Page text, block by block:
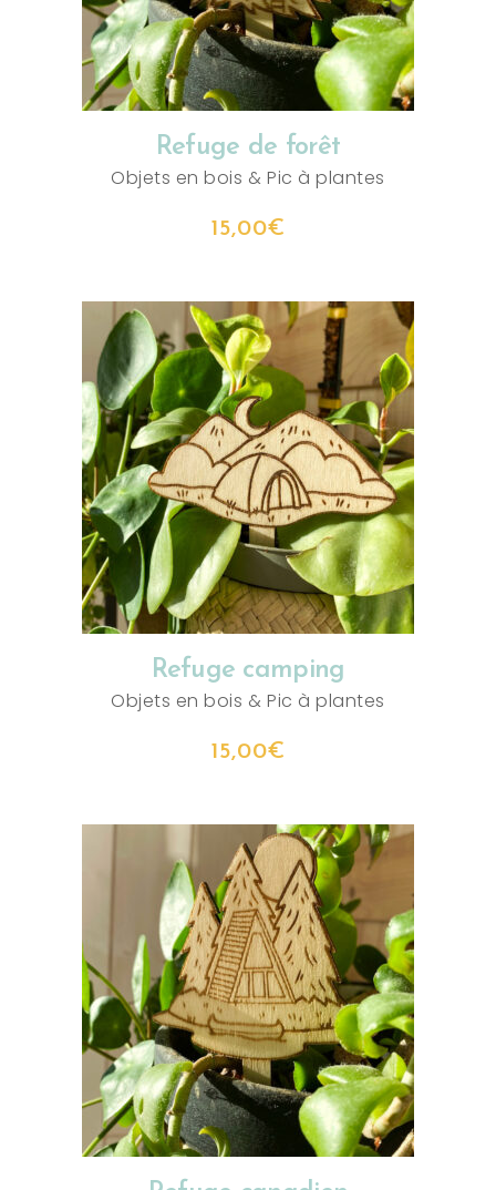
Refuge de forêt
Objets en bois &Pic à plantes
15,00€
AJOUTER AU PANIER
Refuge camping
Objets en bois &Pic à plantes
15,00€
AJOUTER AU PANIER